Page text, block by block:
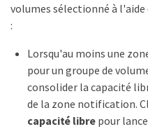
volumes sélectionné à
:
Lorsqu'au moins une
pour un groupe de
consolider la capacité
de la zone notification.
capacité librepour